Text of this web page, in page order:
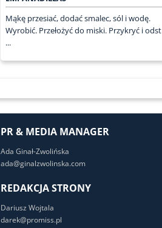
Mąkę przesiać, dodać smalec, sól i wodę.
Wyrobić. Przełożyć do miski. Przykryć i odst
...
PR & MEDIA MANAGER
Ada Ginał-Zwolińska
ada@ginalzwolinska.com
REDAKCJA STRONY
Dariusz Wojtala
darek@promiss.pl